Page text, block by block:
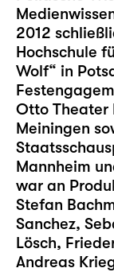
2012
Hochschule
Wolf“ in
Otto Theater
Meiningen
Mannheim
war an
Stefan
Sanchez,
Lösch,
Andreas